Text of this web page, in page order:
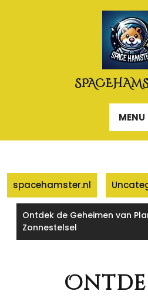
MENU
spacehamster.nl
Ontdek de Geheimen van
Zonnestelsel